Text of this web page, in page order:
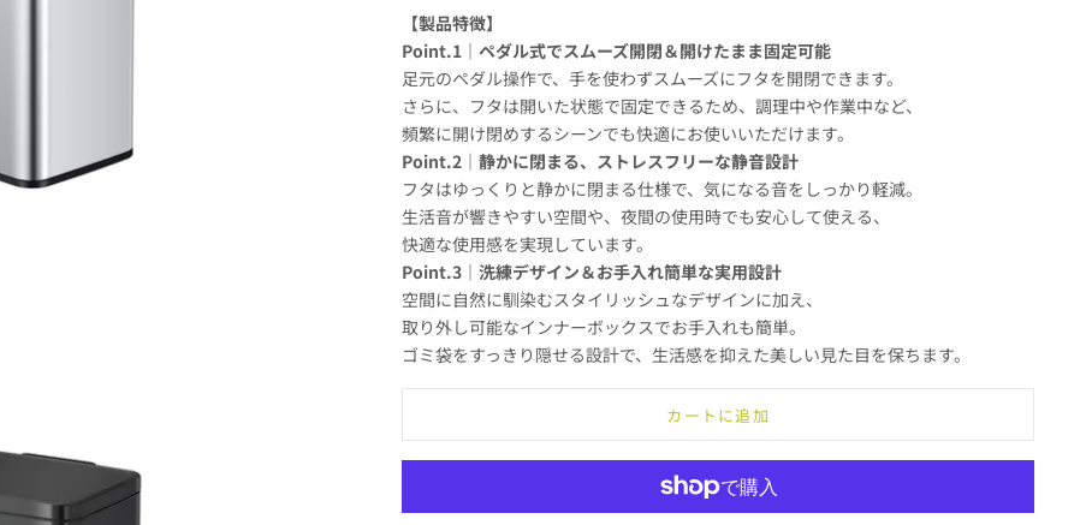
【製品特徴】
Point.1｜ペダル式でスムーズ開閉＆開けたまま固定可能
足元のペダル操作で、手を使わずスムーズにフタを開閉できます。
さらに、フタは開いた状態で固定できるため、調理中や作業中など、
頻繁に開け閉めするシーンでも快適にお使いいただけます。
Point.2｜静かに閉まる、ストレスフリーな静音設計
フタはゆっくりと静かに閉まる仕様で、気になる音をしっかり軽減。
生活音が響きやすい空間や、夜間の使用時でも安心して使える、
快適な使用感を実現しています。
Point.3｜洗練デザイン＆お手入れ簡単な実用設計
空間に自然に馴染むスタイリッシュなデザインに加え、
取り外し可能なインナーボックスでお手入れも簡単。
ゴミ袋をすっきり隠せる設計で、生活感を抑えた美しい見た目を保ちます。
カートに追加